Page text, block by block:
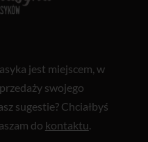
jest miejscem, w
swojego
sugestie? Chciałbyś
do kontaktu.